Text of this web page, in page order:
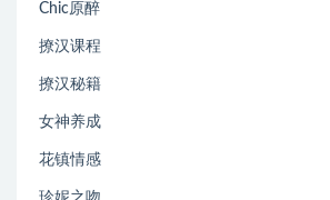
Chic原醉
撩汉课程
撩汉秘籍
女神养成
花镇情感